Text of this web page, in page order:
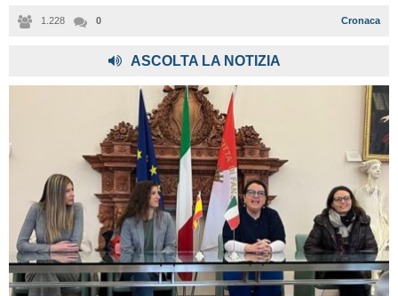
1.228 0 Cronaca
ASCOLTA LA NOTIZIA